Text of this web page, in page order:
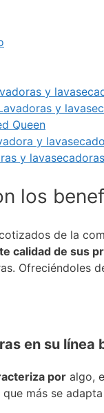
y
y
Queen
y
y
los
de la
calidad de sus
Ofreciéndoles
en su línea
por algo,
más se